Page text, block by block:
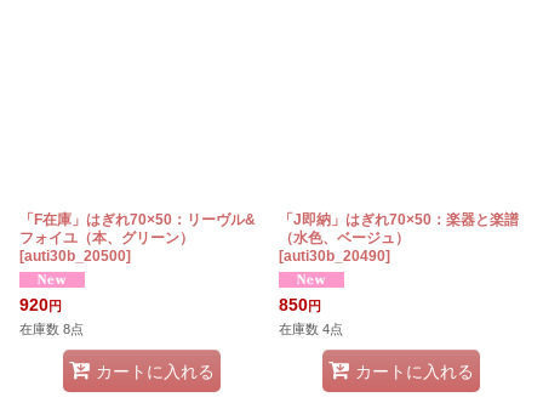
「F在庫」はぎれ70×50：リーヴル&
フォイユ（本、グリーン）
[auti30b_20500]
920円
在庫数 8点
カートに入れる
「J即納」はぎれ70×50：楽器と楽譜
（水色、ベージュ）
[auti30b_20490]
850円
在庫数 4点
カートに入れる